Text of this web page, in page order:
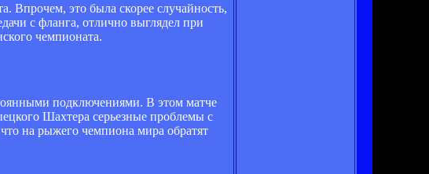
Впрочем, это была скорее случайность,
с фланга, отлично выглядел при
чемпионата.
подключениями. В этом матче
Шахтера серьезные проблемы с
на рыжего чемпиона мира обратят